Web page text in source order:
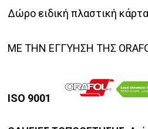
Δώρο ειδική πλαστική
ΜΕ ΤΗΝ ΕΓΓΥΗΣΗ ΤΗΣ
ISO 9001